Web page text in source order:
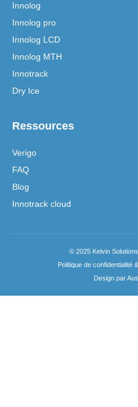
Innolog
Innolog pro
Innolog LCD
Innolog MTH
Innotrack
Dry Ice
Ressources
Verigo
FAQ
Blog
Innotrack cloud
© 2025 Kelvin
Politique de confidentialité
Design par